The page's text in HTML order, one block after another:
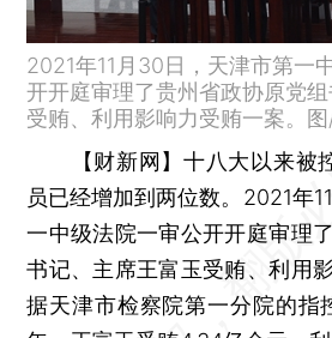
2021年11月30日，天津市第一
开开庭审理了贵州省政协原党
受贿、利用影响力受贿一案。
【财新网】十八大以来被
员已经增加到两位数。2021年
一中级法院一审公开开庭审理
书记、主席王富玉受贿、利用
据天津市检察院第一分院的指